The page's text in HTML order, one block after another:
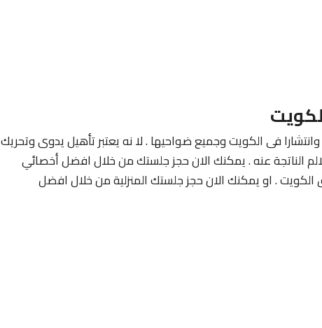
فى الكويت وجميع ضواحيها . لا نه يعتبر تأهيل يدوى وتحريك
الناتجة عنه . يمكنك الان حجز جلستك من خلال افضل أخصائي
. او يمكنك الان حجز جلستك المنزلية من خلال افضل